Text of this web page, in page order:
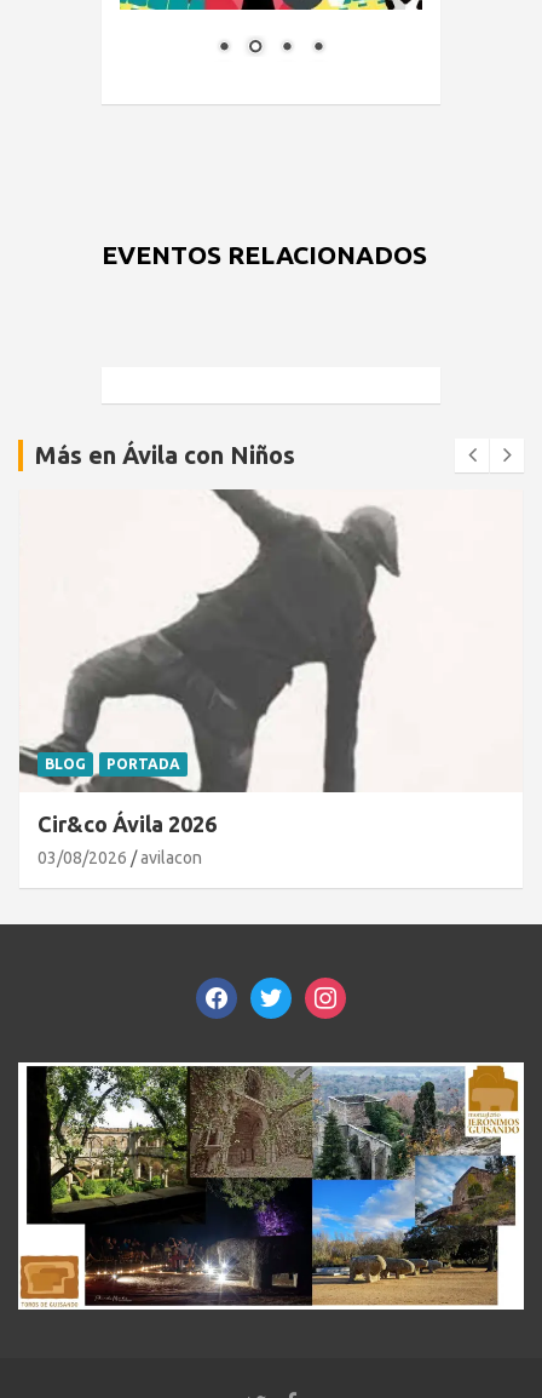
EVENTOS RELACIONADOS
Más en Ávila con Niños
BLOG PORTADA
Cir&co Ávila 2026
03/08/2026 avilacon
facebooktwitterinstagram